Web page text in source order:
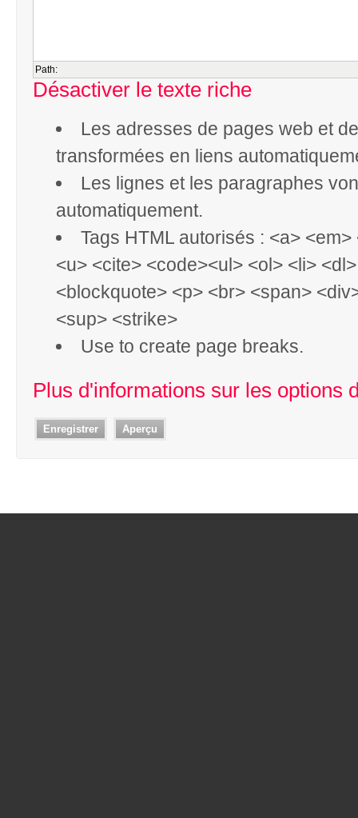
Path:
Désactiver le texte riche
Les adresses de pages web et
transformées en liens
Les lignes et les paragraphes
automatiquement.
Tags HTML autorisés : <a>
<u> <cite> <code><ul> <ol> <li>
<blockquote> <p> <br> <span>
<sup> <strike>
Use to create page breaks.
Plus d'informations sur les options